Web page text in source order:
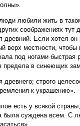
любили жить в
соображениях
древний. Если хотел он
верх местности,
под ногами быстрая
предела в синеющих
строго
к украшению».
есть у всякой
была суждена всем. С